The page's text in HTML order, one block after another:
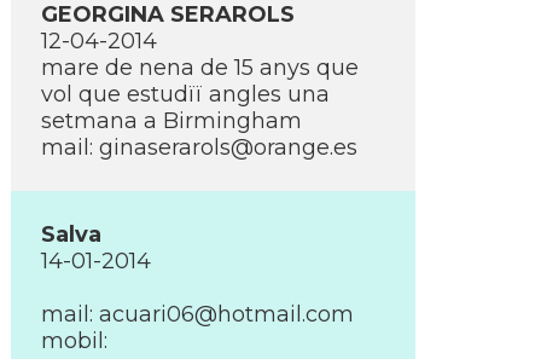
GEORGINA SERAROLS
12-04-2014
mare de nena de 15 anys que
vol que estudïï angles una
setmana a Birmingham
mail: ginaserarols@orange.es
Salva
14-01-2014
mail: acuari06@hotmail.com
mobil: